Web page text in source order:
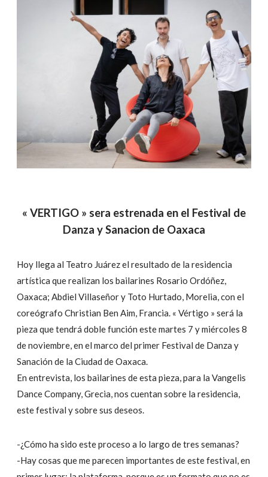
« VERTIGO » sera estrenada en el Festival de
Danza y Sanacion de Oaxaca
Hoy llega al Teatro Juárez el resultado de la residencia
artística que realizan los bailarines Rosario Ordóñez,
Oaxaca; Abdiel Villaseñor y Toto Hurtado, Morelia, con el
coreógrafo Christian Ben Aim, Francia. « Vértigo » será la
pieza que tendrá doble función este martes 7 y miércoles 8
de noviembre, en el marco del primer Festival de Danza y
Sanación de la Ciudad de Oaxaca.
En entrevista, los bailarines de esta pieza, para la Vangelis
Dance Company, Grecia, nos cuentan sobre la residencia,
este festival y sobre sus deseos.
-¿Cómo ha sido este proceso a lo largo de tres semanas?
-Hay cosas que me parecen importantes de este festival, en